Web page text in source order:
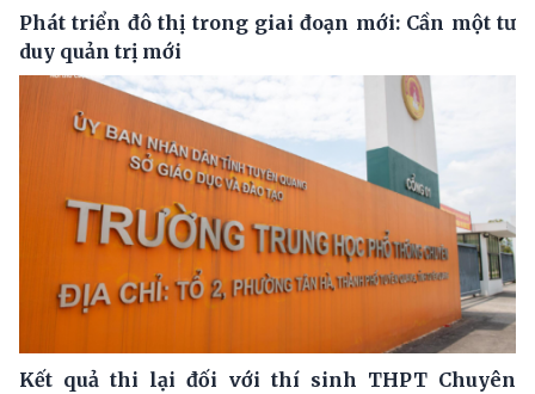
Phát triển đô thị trong giai đoạn mới: Cần một tư
duy quản trị mới
Kết quả thi lại đối với thí sinh THPT Chuyên